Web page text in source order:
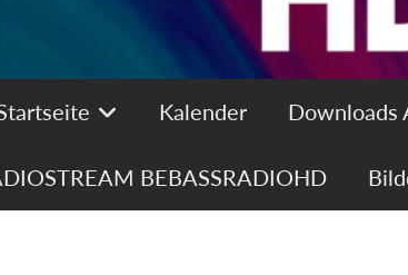
Kalender Downloads
BEBASSRADIOHD